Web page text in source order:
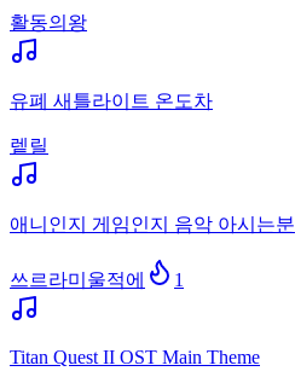
활동의왕
유폐 새틀라이트 온도차
렡릴
애니인지 게임인지 음악 아시는분
쓰르라미울적에 1
Titan Quest II OST Main Theme